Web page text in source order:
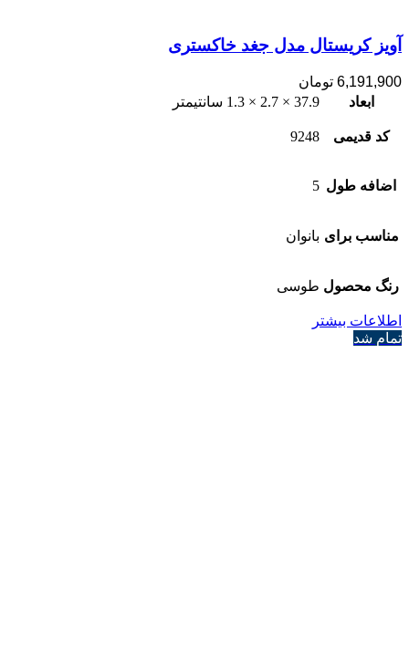
آویز کریستال مدل جغد خاکستری
6,191,900 تومان
ابعاد
37.9 × 2.7 × 1.3 سانتیمتر
کد قدیمی 9248
اضافه طول 5
مناسب برای بانوان
رنگ محصول طوسی
اطلاعات بیشتر
تمام شد